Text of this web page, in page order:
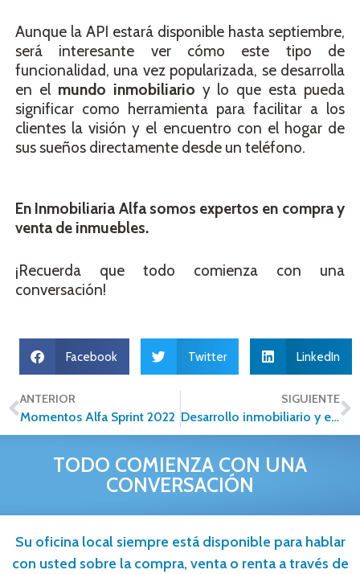
Aunque la API estará disponible hasta septiembre,
será interesante ver cómo este tipo de
funcionalidad, una vez popularizada, se desarrolla
en el mundo inmobiliario y lo que esta pueda
significar como herramienta para facilitar a los
clientes la visión y el encuentro con el hogar de
sus sueños directamente desde un teléfono.
En Inmobiliaria Alfa somos expertos en compra y
venta de inmuebles.
¡Recuerda que todo comienza con una
conversación!
Facebook Twitter LinkedIn
ANTERIOR
Momentos Alfa Sprint 2022
SIGUIENTE
Desarrollo inmobiliario y estilos de vida sustentable: un futuro posible
TODO COMIENZA CON UNA
CONVERSACIÓN
Su oficina local siempre está disponible para hablar
con usted sobre la compra, venta o renta a través de